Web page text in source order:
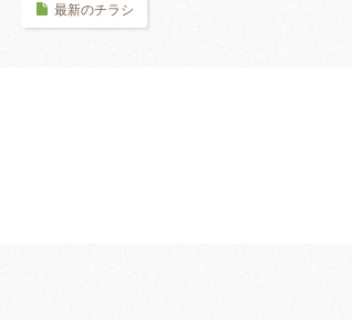
最新のチラシ